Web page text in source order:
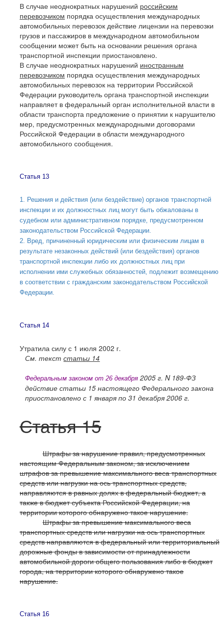
В случае неоднократных нарушений российским
перевозчиком порядка осуществления международных
автомобильных перевозок действие лицензии на перевозки
грузов и пассажиров в международном автомобильном
сообщении может быть на основании решения органа
транспортной инспекции приостановлено.
В случае неоднократных нарушений иностранным
перевозчиком порядка осуществления международных
автомобильных перевозок на территории Российской
Федерации руководитель органа транспортной инспекции
направляет в федеральный орган исполнительной власти в
области транспорта предложение о принятии к нарушителю
мер, предусмотренных международными договорами
Российской Федерации в области международного
автомобильного сообщения.
Статья 13
1. Решения и действия (или бездействие) органов транспортной
инспекции и их должностных лиц могут быть обжалованы в
судебном или административном порядке, предусмотренном
законодательством Российской Федерации.
2. Вред, причиненный юридическим или физическим лицам в
результате незаконных действий (или бездействия) органов
транспортной инспекции либо их должностных лиц при
исполнении ими служебных обязанностей, подлежит возмещению
в соответствии с гражданским законодательством Российской
Федерации.
Статья 14
Утратила силу с 1 июля 2002 г.
См. текстстатьи 14
Федеральным законом от 26 декабря2005 г. N 189-ФЗ
действие статьи 15 настоящего Федерального закона
приостановлено с 1 января по 31 декабря2006 г.
Статья 15
Штрафы за нарушение правил, предусмотренных
настоящим Федеральным законом, за исключением
штрафов за превышение максимального веса транспортных
средств или нагрузки на ось транспортных средств,
направляются в равных долях в федеральный бюджет, а
также в бюджет субъекта Российской Федерации, на
территории которого обнаружено такое нарушение.
Штрафы за превышение максимального веса
транспортных средств или нагрузки на ось транспортных
средств направляются в федеральный или территориальный
дорожные фонды в зависимости от принадлежности
автомобильной дороги общего пользования либо в бюджет
города, на территории которого обнаружено такое
нарушение.
Статья 16